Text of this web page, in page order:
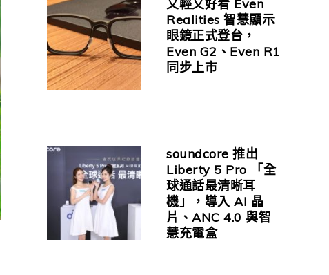
又輕又好看 Even
Realities 智慧顯示
眼鏡正式登台，
Even G2、Even R1
同步上市
soundcore 推出
Liberty 5 Pro 「全
球通話最清晰耳
機」，導入 AI 晶
片、ANC 4.0 與智
慧充電盒